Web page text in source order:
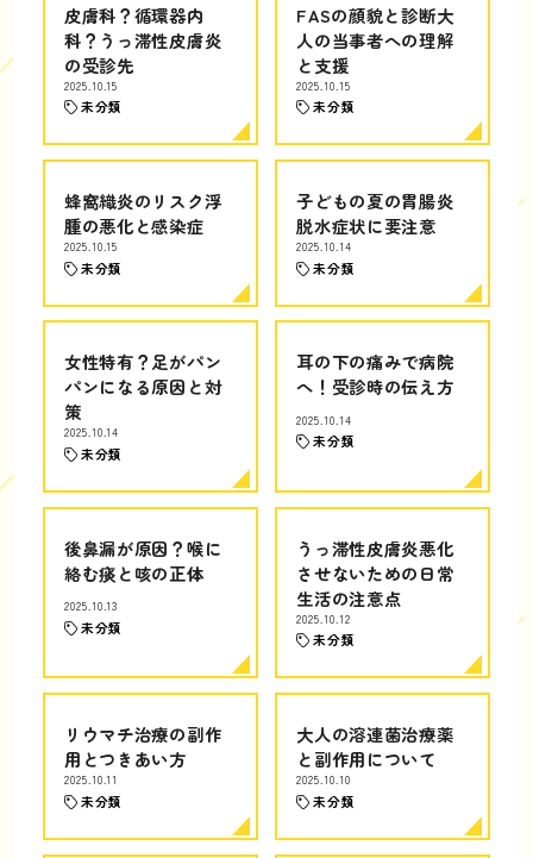
皮膚科？循環器内
科？うっ滞性皮膚炎
の受診先
2025.10.15
未分類
FASの顔貌と診断大
人の当事者への理解
と支援
2025.10.15
未分類
蜂窩織炎のリスク浮
腫の悪化と感染症
2025.10.15
未分類
子どもの夏の胃腸炎
脱水症状に要注意
2025.10.14
未分類
女性特有？足がパン
パンになる原因と対
策
2025.10.14
未分類
耳の下の痛みで病院
へ！受診時の伝え方
2025.10.14
未分類
後鼻漏が原因？喉に
絡む痰と咳の正体
2025.10.13
未分類
うっ滞性皮膚炎悪化
させないための日常
生活の注意点
2025.10.12
未分類
リウマチ治療の副作
用とつきあい方
2025.10.11
未分類
大人の溶連菌治療薬
と副作用について
2025.10.10
未分類